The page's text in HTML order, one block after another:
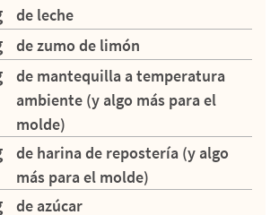
de leche
de zumo de limón
de mantequilla a temperatura
ambiente (y algo más para el
molde)
de harina de repostería (y algo
más para el molde)
de azúcar